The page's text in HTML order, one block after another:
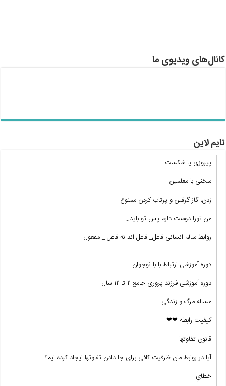
کانال‌های ویدیوی ما
تایم لاین
پیروزی یا شکست
سخنی با معلمین
زدن، گاز گرفتن و پرتاب کردن ممنوع
من تورا دوست دارم پس تو باید…
روابط سالم انسانی فاعل_ فاعل اند نه فاعل _ مفعول!
دوره آموزشی ارتباط با با نوجوان
دوره آموزشی فرزند پروری جامع ۲ تا ۱۲ سال
مساله مرگ و زندگی
کیفیت رابطه ❤❤
قانون تفاوتها
آیا در روابط مان ظرفیت کافی برای جا دادن تفاوتها ایجاد کرده ایم؟
خطایِ…